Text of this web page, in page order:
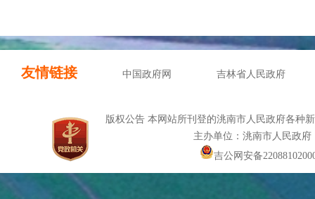
友情链接 中国政府网 吉林省人民政府
版权公告 本网站所刊登的洮南市人民政府各种
主办单位：洮南市人民政
吉公网安备